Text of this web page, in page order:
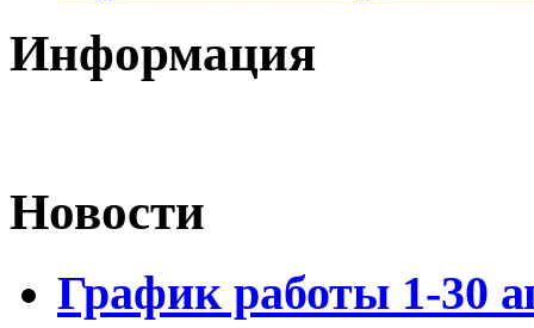
Информация
Новости
График работы 1-30